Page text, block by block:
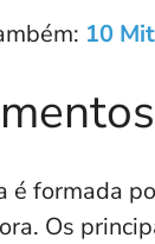
10
é formada
Os